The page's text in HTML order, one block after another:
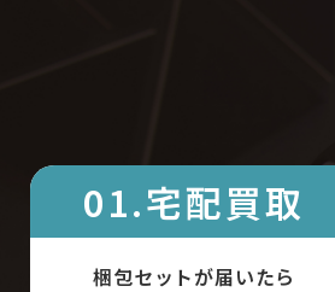
01.宅配買取
梱包セットが届いたら